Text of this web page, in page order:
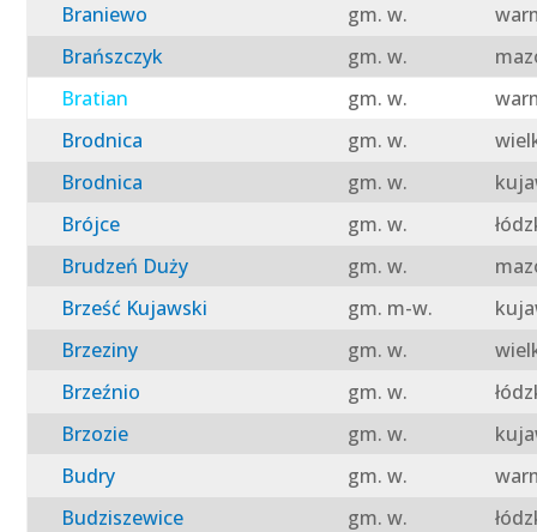
Braniewo
gm. w.
Brańszczyk
gm. w.
Bratian
gm. w.
Brodnica
gm. w.
Brodnica
gm. w.
Brójce
gm. w.
Brudzeń Duży
gm. w.
Brześć Kujawski
gm. m-w.
Brzeziny
gm. w.
Brzeźnio
gm. w.
Brzozie
gm. w.
Budry
gm. w.
Budziszewice
gm. w.